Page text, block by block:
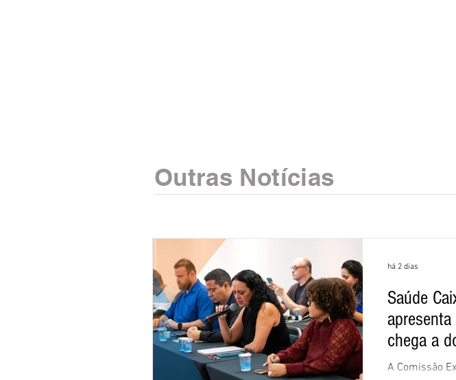
Outras Notícias
Saúde
chega a
A Comissão
há 2 dias